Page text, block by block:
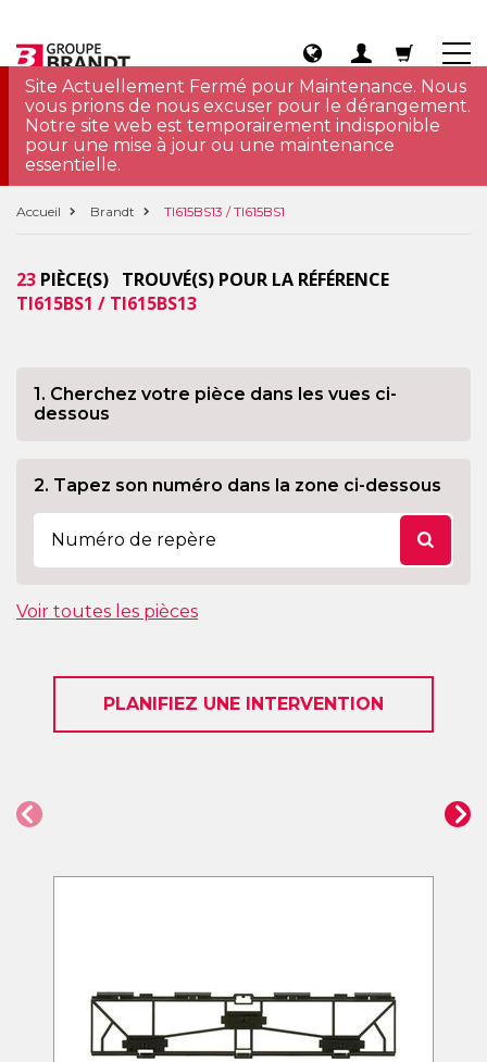
Site Actuellement Fermé pour Maintenance. Nous
vous prions de nous excuser pour le dérangement.
Notre site web est temporairement indisponible
pour une mise à jour ou une maintenance
essentielle.
Accueil Brandt TI615BS13 / TI615BS1
23 PIÈCE(S) TROUVÉ(S) POUR LA RÉFÉRENCE
TI615BS1 / TI615BS13
1. Cherchez votre pièce dans les vues ci-
dessous
2. Tapez son numéro dans la zone ci-dessous
Voir toutes les pièces
PLANIFIEZ UNE INTERVENTION